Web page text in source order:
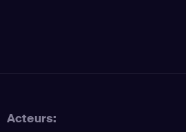
Acteurs: